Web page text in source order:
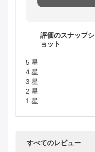
評価のスナップシ
ョット
5 星
4 星
3 星
2 星
1 星
すべてのレビュー